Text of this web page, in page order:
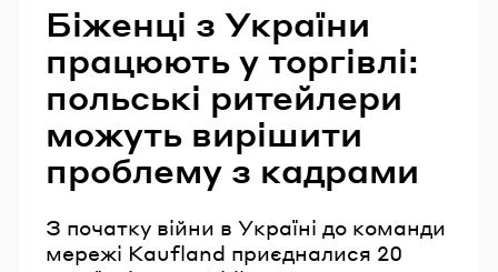
Біженці з України
працюють у торгівлі:
польські ритейлери
можуть вирішити
проблему з кадрами
З початку війни в Україні до команди
мережі Kaufland приєдналися 20